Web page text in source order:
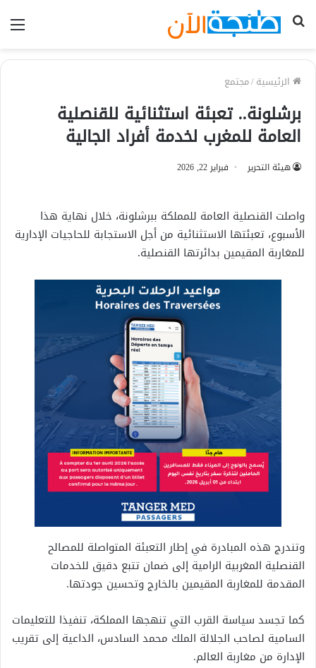
بحث
الرئيسية/مجتمع
برشلونة.. تعبئة استثنائية للقنصلية
العامة للمغرب لخدمة أفراد الجالية
هيئة التحرير فبراير 22, 2026
واصلت القنصلية العامة للمملكة ببرشلونة، خلال نهاية هذا
الأسبوع، تعبئتها الاستثنائية من أجل الاستجابة للحاجيات الإدارية
للمغاربة المقيمين بدائرتها القنصلية.
وتندرج هذه المبادرة في إطار التعبئة المتواصلة للمصالح
القنصلية المغربية الرامية إلى ضمان تتبع دقيق للخدمات
المقدمة للمغاربة المقيمين بالخارج وتحسين جودتها.
كما تجسد سياسة القرب التي تنهجها المملكة، تنفيذا للتعليمات
السامية لصاحب الجلالة الملك محمد السادس، الداعية إلى تقريب
الإدارة من مغاربة العالم.